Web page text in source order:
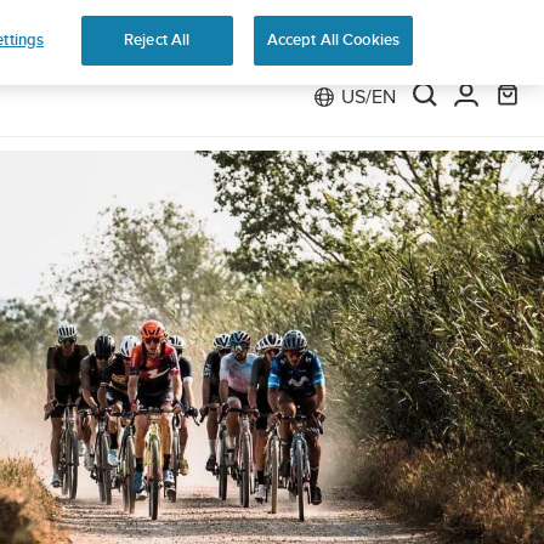
US/EN
Reject All Accept All Cookies